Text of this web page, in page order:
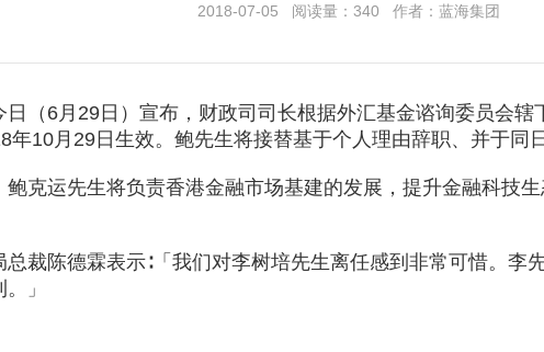
2018-07-05 阅读量： 340 作者：蓝海集团
（6月29日）宣布，财政司司长根据外汇基金谘询委员会
10月29日生效。鲍先生将接替基于个人理由辞职、并于同
克运先生将负责香港金融市场基建的发展，提升金融科技
裁陈德霖表示∶「我们对李树培先生离任感到非常可惜。李
」